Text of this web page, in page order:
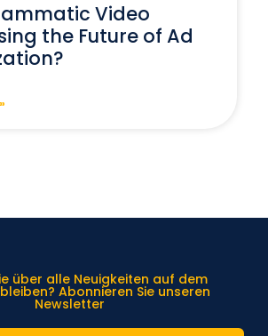
Video
the Future of Ad
über alle Neuigkeiten auf dem
Abonnieren Sie unseren
Newsletter